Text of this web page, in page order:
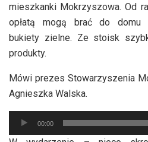
mieszkanki Mokrzyszowa. Od
opłatą mogą brać do domu
bukiety zielne. Ze stoisk
produkty.
Mówi prezes Stowarzyszenia
Agnieszka Walska.
Odtwarzacz
plików
00:00